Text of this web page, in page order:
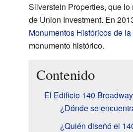
Silverstein Properties, que
de Union Investment. En
Monumentos Históricos de
monumento histórico.
Contenido
El Edificio 140 Broadway
¿Dónde se
¿Quién diseñó el